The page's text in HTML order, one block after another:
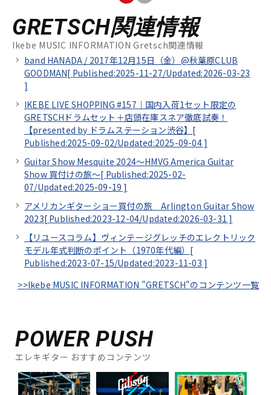
GRETSCH関連情報
Ikebe MUSIC INFORMATION Gretsch関連情報
band HANADA / 2017年12月15日（金）@秋葉原CLUB
GOODMAN[ Published:2025-11-27/Updated:2026-03-23
]
IKEBE LIVE SHOPPING #157｜国内入荷1セット限定の
GRETSCHドラムセット＋店頭在庫スネア徹底試奏！
【presented by ドラムステーション渋谷】[
Published:2025-09-02/Updated:2025-09-04]
Guitar Show Mesquite 2024～HMVG America Guitar
Show 買付けの旅～[ Published:2025-02-
07/Updated:2025-09-19 ]
アメリカンギターショー買付の旅 Arlington Guitar Show
2023[ Published:2023-12-04/Updated:2026-03-31 ]
【リユースコラム】ヴィンテージグレッチのエレクトリック
モデル年式判断のポイント（1970年代編）[
Published:2023-07-15/Updated:2023-11-03 ]
>>Ikebe MUSIC INFORMATION "GRETSCH"のコンテンツ一覧
POWER PUSH
エレキギター おすすめコンテンツ